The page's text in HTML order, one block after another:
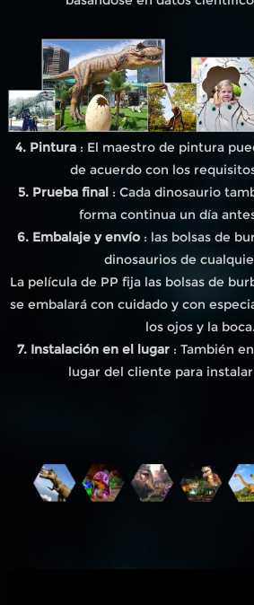
4. Pintura : El maestro de pintura
de acuerdo con los
5. Prueba final: Cada dinosaurio
forma continua un día
6. Embalaje y envío : las bolsas de
dinosaurios de
La película de PP fija las bolsas de
se embalará con cuidado y con
los ojos y la boca.
7. Instalación en el lugar : También
lugar del cliente para